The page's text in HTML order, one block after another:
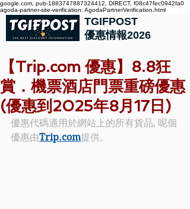
google.com, pub-1883747887324412, DIRECT, f08c47fec0942fa0
agoda-partner-site-verification: AgodaPartnerVerification.html
TGIFPOST
優惠情報2026
【Trip.com 優惠】8.8狂
賞．機票酒店門票重磅優惠
(優惠到2025年8月17日)
優惠代碼適用於網站上的所有貨品, 呢個
優惠由Trip.com提供。